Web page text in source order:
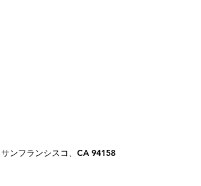
ンフランシスコ、CA 94158